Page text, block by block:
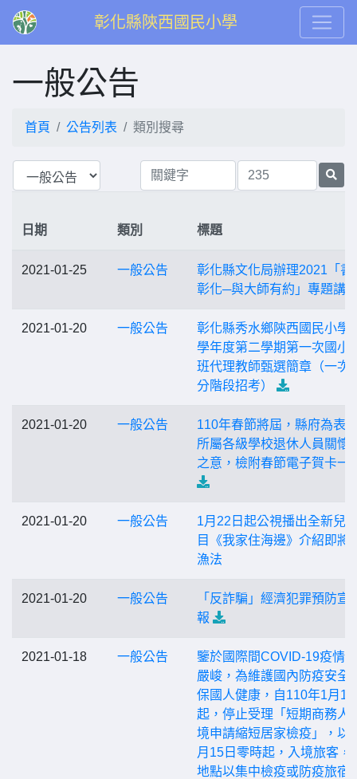
彰化縣陝西國民小學
一般公告
首頁 公告列表 類別搜尋
日期 類別 標題
2021-01-25 一般公告
彰化縣文化局辦理2021「書
彰化─與大師有約」專題講
2021-01-20 一般公告
彰化縣秀水鄉陝西國民小學
學年度第二學期第一次國小
班代理教師甄選簡章（一次
分階段招考）
2021-01-20 一般公告
110年春節將屆，縣府為表
所屬各級學校退休人員關懷
之意，檢附春節電子賀卡一
2021-01-20 一般公告
1月22日起公視播出全新兒
目《我家住海邊》介紹即將
漁法
2021-01-20 一般公告
「反詐騙」經濟犯罪預防宣
報
2021-01-18 一般公告
鑒於國際間COVID-19疫情
嚴峻，為維護國內防疫安全
保國人健康，自110年1月1
起，停止受理「短期商務人
境申請縮短居家檢疫」，以
月15日零時起，入境旅客，
地點以集中檢疫或防疫旅宿